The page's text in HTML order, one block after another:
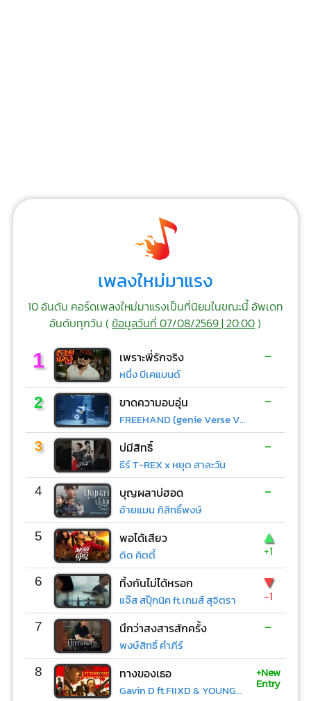
เพลงใหม่มาแรง
10 อันดับ คอร์ดเพลงใหม่มาแรงเป็นที่นิยมในขณะนี้ อัพเดท
อันดับทุกวัน (ข้อมูลวันที่ 07/08/2569 | 20:00)
1 เพราะพี่รักจริง
หนึ่ง บีเคแบนด์
-
2 ขาดความอบอุ่น
FREEHAND (genie Verse Vol.1)
-
3 บ่มีสิทธิ์
ธีร์ T-REX x หยุด สาละวัน
-
4 บุญผลาบ่ฮอด
อ้ายแมน ภิสิทธิ์พงษ์
-
5 พอได้เสียว
ดิด คิตตี้
▲
+1
6 ทิ้งกันไม่ได้หรอก
แจ๊ส สปุ๊กนิค ft.เกมส์ สุจิตรา
▼
-1
7 นึกว่าสงสารสักครั้ง
พงษ์สิทธิ์ คำภีร์
-
8 ทางของเธอ
Gavin D ft.FIIXD & YOUNGOHM
+New
Entry